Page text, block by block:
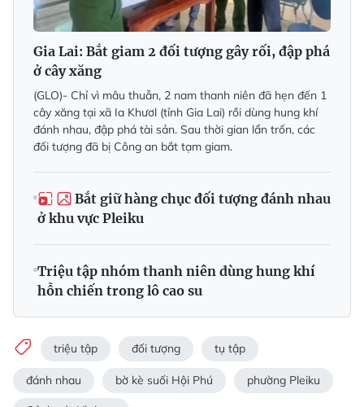
Gia Lai: Bắt giam 2 đối tượng gây rối, đập phá
ở cây xăng
(GLO)- Chỉ vì mâu thuẫn, 2 nam thanh niên đã hẹn đến 1
cây xăng tại xã Ia Khươl (tỉnh Gia Lai) rồi dùng hung khí
đánh nhau, đập phá tài sản. Sau thời gian lẩn trốn, các
đối tượng đã bị Công an bắt tạm giam.
Bắt giữ hàng chục đối tượng đánh nhau
ở khu vực Pleiku
Triệu tập nhóm thanh niên dùng hung khí
hỗn chiến trong lô cao su
triệu tập đối tượng tụ tập
đánh nhau bờ kè suối Hội Phú phường Pleiku